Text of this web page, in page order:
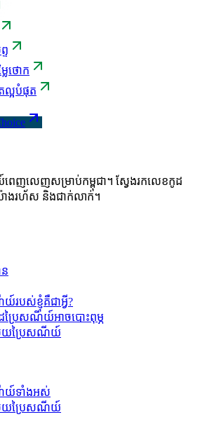
ទ
ៃថោក
អបំផុត
ញលេញសម្រាប់កម្ពុជា។ ស្វែងរកលេខកូដ
ងរហ័ស និងជាក់លាក់។
ន
បស់ខ្ញុំគឺជាអ្វី?
រៃសណីយ៍អាចបោះពុម្ភ
ល័យប្រៃសណីយ៍
យ៍ទាំងអស់
ល័យប្រៃសណីយ៍